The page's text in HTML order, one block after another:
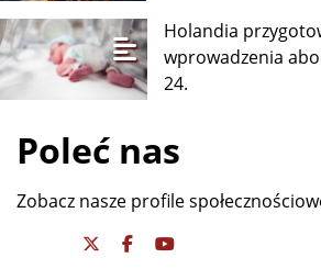
Holandia
wprowadzenia
24.
Poleć nas
Zobacz nasze profile